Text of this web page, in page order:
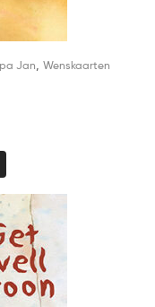
Jan Wenskaarten